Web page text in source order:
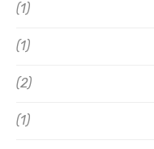
(1)
(1)
(2)
(1)